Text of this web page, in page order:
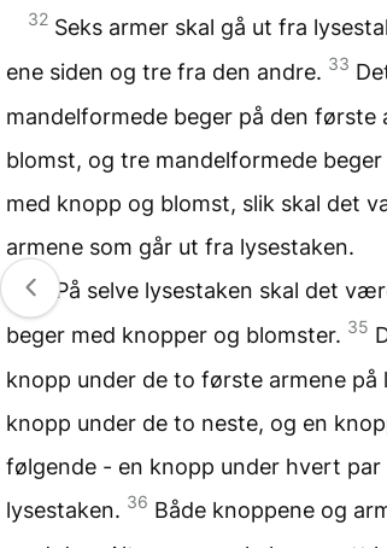
32 Seks armer skal gå ut fra
ene siden og tre fra den andre. 33
mandelformede beger på den første
blomst, og tre mandelformede
med knopp og blomst, slik skal det
armene som går ut fra lysestaken.
34
På selve lysestaken skal det
beger med knopper og blomster. 35
knopp under de to første armene på
knopp under de to neste, og en
følgende - en knopp under hvert par
lysestaken. 36 Både knoppene og